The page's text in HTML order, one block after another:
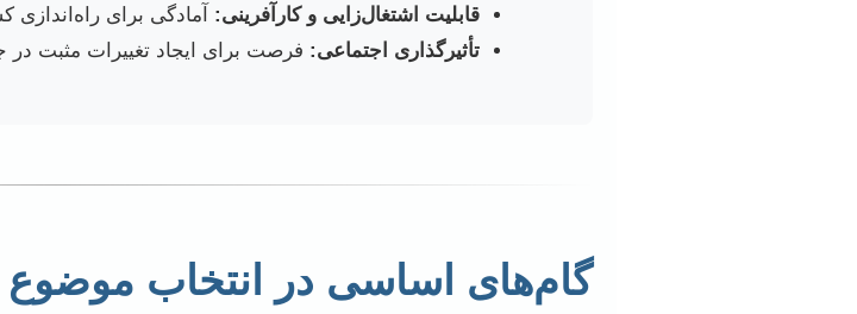
قابلیت اشتغال‌زایی و کارآفرینی: آمادگی برای
تأثیرگذاری اجتماعی: فرصت برای ایجاد تغییرات مثبت در
گام‌های اساسی در انتخاب موضوع